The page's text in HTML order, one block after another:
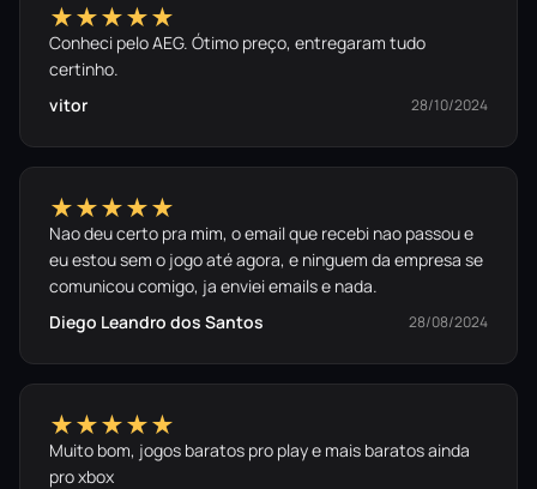
★★★★★
Conheci pelo AEG. Ótimo preço, entregaram tudo
certinho.
vitor
28/10/2024
★★★★★
Nao deu certo pra mim, o email que recebi nao passou e
eu estou sem o jogo até agora, e ninguem da empresa se
comunicou comigo, ja enviei emails e nada.
Diego Leandro dos Santos
28/08/2024
★★★★★
Muito bom, jogos baratos pro play e mais baratos ainda
pro xbox